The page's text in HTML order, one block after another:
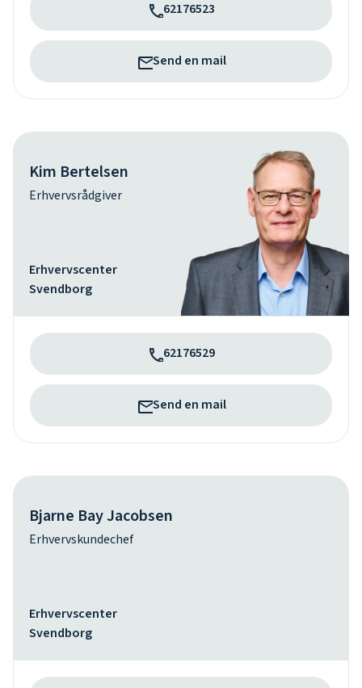
62176523
Send en mail
Kim Bertelsen
Erhvervsrådgiver
Erhvervscenter
Svendborg
62176529
Send en mail
Bjarne Bay Jacobsen
Erhvervskundechef
Erhvervscenter
Svendborg